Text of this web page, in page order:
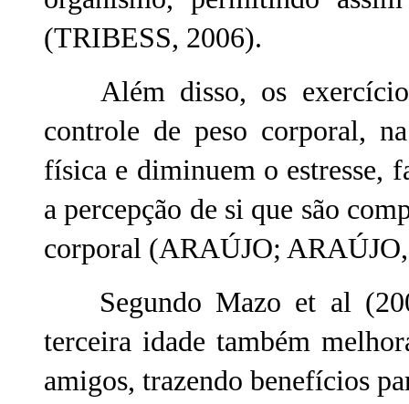
(TRIBESS, 2006).
Além disso, os
controle de peso corporal,
física e diminuem o estresse,
a percepção de si que são
corporal (ARAÚJO;
Segundo Mazo et al
terceira idade também
amigos, trazendo benefícios